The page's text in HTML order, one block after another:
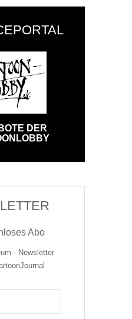
DER
Abo
- Newsletter